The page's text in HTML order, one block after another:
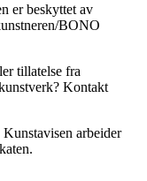
er beskyttet av
BONO
tillatelse fra
Kontakt
arbeider